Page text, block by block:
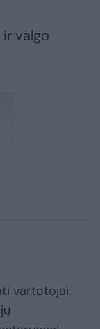
valgo
vartotojai.